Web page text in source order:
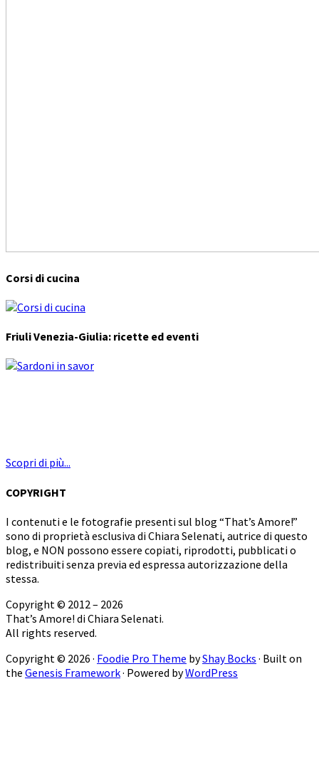
Corsi di cucina
Friuli Venezia-Giulia: ricette ed eventi
Scopri di più...
COPYRIGHT
I contenuti e le fotografie presenti sul blog “That’s Amore!”
sono di proprietà esclusiva di Chiara Selenati, autrice di questo
blog, e NON possono essere copiati, riprodotti, pubblicati o
redistribuiti senza previa ed espressa autorizzazione della
stessa.
Copyright © 2012 – 2026
That’s Amore! di Chiara Selenati.
All rights reserved.
Copyright © 2026 · Foodie Pro Theme byShay Bocks · Built on
the Genesis Framework· Powered byWordPress